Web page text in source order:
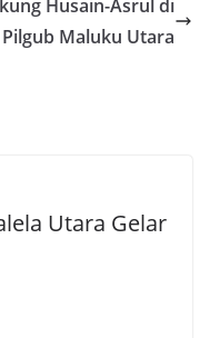
Husain-Asrul di
Pilgub Maluku Utara
Utara Gelar